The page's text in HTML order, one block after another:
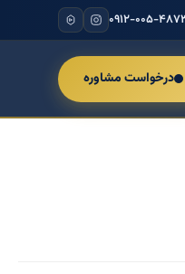
۰۰۵-۴۸۷۳
درخواست مشاوره